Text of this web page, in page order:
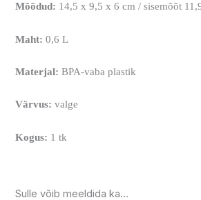
Mõõdud: 14,5 x 9,5 x 6 cm / sisemõõt
Maht: 0,6 L
Materjal: BPA-vaba plastik
Värvus: valge
Kogus: 1 tk
Sulle võib meeldida ka…